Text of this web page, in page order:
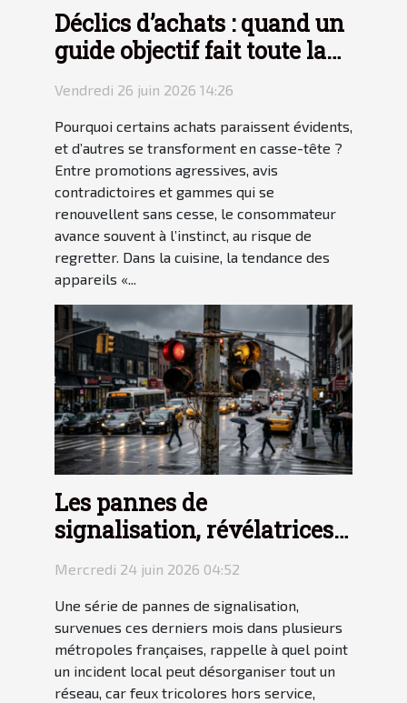
Déclics d’achats : quand un
guide objectif fait toute la
différence
Vendredi 26 juin 2026 14:26
Pourquoi certains achats paraissent évidents,
et d’autres se transforment en casse-tête ?
Entre promotions agressives, avis
contradictoires et gammes qui se
renouvellent sans cesse, le consommateur
avance souvent à l’instinct, au risque de
regretter. Dans la cuisine, la tendance des
appareils «...
Les pannes de
signalisation, révélatrices
des failles du transit urbain
Mercredi 24 juin 2026 04:52
Une série de pannes de signalisation,
survenues ces derniers mois dans plusieurs
métropoles françaises, rappelle à quel point
un incident local peut désorganiser tout un
réseau, car feux tricolores hors service,